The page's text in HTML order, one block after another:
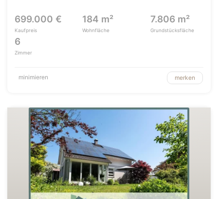
699.000 €
Kaufpreis
184 m²
Wohnfläche
7.806 m²
Grundstücksfläche
6
Zimmer
minimieren merken